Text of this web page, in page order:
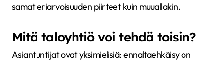
samat eriarvoisuuden piirteet kuin muuallakin.
Mitä taloyhtiö voi tehdä toisin?
Asiantuntijat ovat yksimielisiä: ennaltaehkäisy on